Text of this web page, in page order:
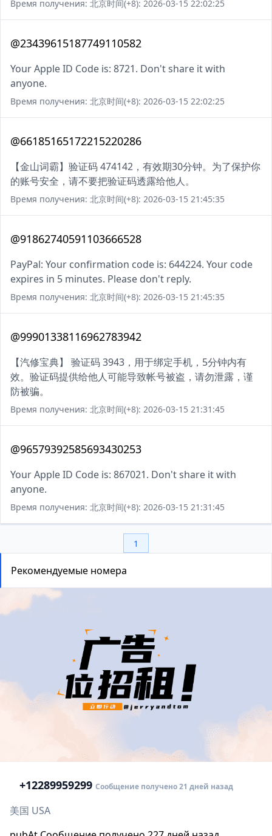
Время получения: 北京时间(+8): 2026-03-15 22:02:25
@23439615187749110582
Your Apple ID Code is: 8721. Don't share it with
anyone.
Время получения: 北京时间(+8): 2026-03-15 22:02:25
@66185165172215220286
【金山词霸】验证码 474142，有效期30分钟。为了保护你
的账号安全，请不要把验证码透露给他人。
Время получения: 北京时间(+8): 2026-03-15 21:45:35
@91862740591103666528
PayPal: Your confirmation code is: 644224. Your code
expires in 5 minutes. Please don't reply.
Время получения: 北京时间(+8): 2026-03-15 21:45:35
@99901338116962783942
【汽修宝典】 验证码 3943，用于绑定手机，5分钟内有
效。验证码提供给他人可能导致帐号被盗，请勿泄露，谨
防被骗。
Время получения: 北京时间(+8): 2026-03-15 21:31:45
@96579392585693430253
Your Apple ID Code is: 867021. Don't share it with
anyone.
Время получения: 北京时间(+8): 2026-03-15 21:31:45
1
Рекомендуемые номера
+12289959299 Сообщение получено 21 дней назад
美国 USA